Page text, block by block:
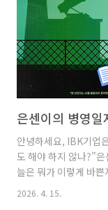
은센이의 병영
안녕하세요, IBK기
도 해야 하지 않나?”
늘은 뭐가 이렇게 바
😅괜히 책 사기엔 돈
2026. 4. 15.